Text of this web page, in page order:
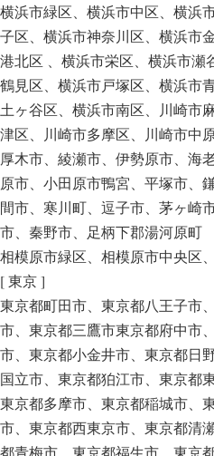
横浜市緑区、横浜市中区、横浜
子区、横浜市神奈川区、横浜市
港北区 、横浜市栄区、横浜市瀬
鶴見区、横浜市戸塚区、横浜市
土ヶ谷区、横浜市南区、川崎市
津区、川崎市多摩区、川崎市中
厚木市、綾瀬市、伊勢原市、海
原市、小田原市鴨宮、平塚市、
間市、寒川町、逗子市、茅ヶ崎
市、秦野市、足柄下郡湯河原町
相模原市緑区、相模原市中央区
[ 東京 ]
東京都町田市、東京都八王子市
市、東京都三鷹市東京都府中市
市、東京都小金井市、東京都日
国立市、東京都狛江市、東京都
東京都多摩市、東京都稲城市、
市、東京都西東京市、東京都清
都青梅市、東京都福生市、東京